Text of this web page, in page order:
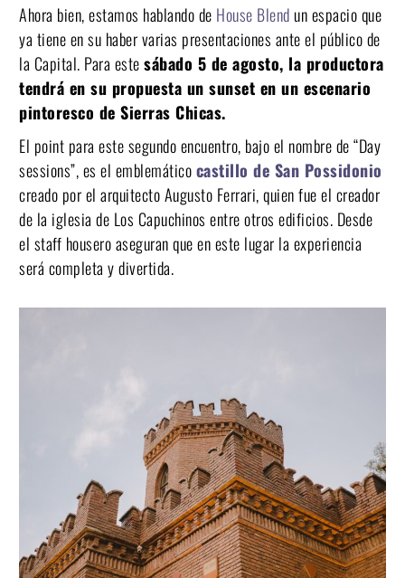
Ahora bien, estamos hablando de House Blend un espacio que
ya tiene en su haber varias presentaciones ante el público de
la Capital. Para estesábado 5 de agosto, la productora
tendrá en su propuesta un sunset en un escenario
pintoresco de Sierras Chicas.
El point para este segundo encuentro, bajo el nombre de “Day
sessions”, es el emblemáticocastillo de San Possidonio
creado por el arquitecto Augusto Ferrari, quien fue el creador
de la iglesia de Los Capuchinos entre otros edificios. Desde
el staff housero aseguran que en este lugar la experiencia
será completa y divertida.